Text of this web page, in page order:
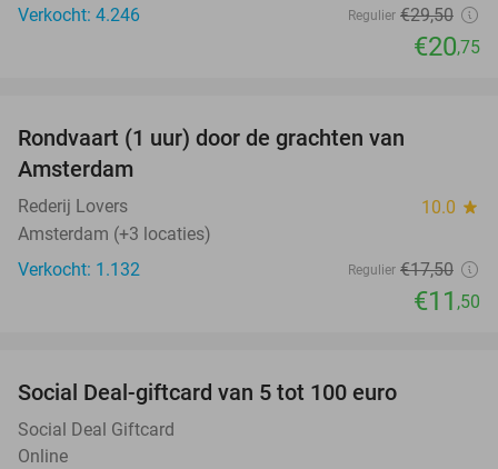
Verkocht: 4.246
Regulier €29,50
€20,75
Rondvaart (1 uur) door de grachten van
Amsterdam
Rederij Lovers 10.0 star
Amsterdam (+3 locaties)
Verkocht: 1.132
Regulier €17,50
€11 ,50
Social Deal-giftcard van 5 tot 100 euro
Social Deal Giftcard
Online